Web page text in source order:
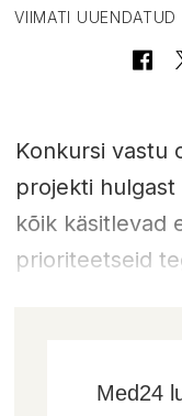
VIIMATI UUENDATUD
Konkursi vastu
projekti
kõik käsitlevad
prioriteetseid
Med24